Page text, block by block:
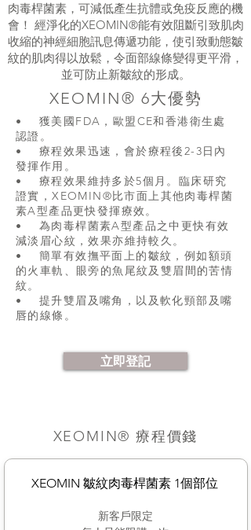
肉毒桿菌素，可減低產生抗體或免疫反應的機
會！ 經淨化的XEOMIN®能有效阻斷引致肌肉
收縮的神經細胞訊息傳遞功能，使引致動態皺
紋的肌肉得以放鬆，令面部線條變得更平滑，
並可防止新皺紋的形成。
XEOMIN® 6大優勢
• 獲美國FDA，歐盟CE和香港衛生處
認證。
• 療程效果迅速，會於療程後2-3日內
發揮作用。
• 療程效果維持多於5個月。臨床研究
證實，XEOMIN®比市面上其他肉毒桿菌
素A型產品更快發揮療效。
• 為肉毒桿菌素A型產品之中更快有效
減淡眉心紋，效果亦維持較久。
• 簡單有效撫平面上的皺紋，例如額頭
的火車軌、眼旁的魚尾紋及雙眉間的苦情
紋。
• 提升雙眉及嘴角，以及軟化頸部及嘴
唇的線條。
立即登記
XEOMIN® 療程價錢
XEOMIN 皺紋肉毒桿菌素 1個部位
新客戶限定